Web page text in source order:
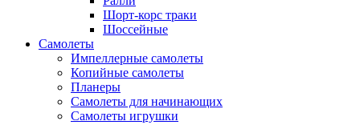
Шорт-корс траки
Шоссейные
Самолеты
Импеллерные самолеты
Копийные самолеты
Планеры
Самолеты для начинающих
Самолеты игрушки